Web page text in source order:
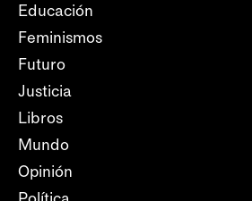
Educación
Feminismos
Futuro
Justicia
Libros
Mundo
Opinión